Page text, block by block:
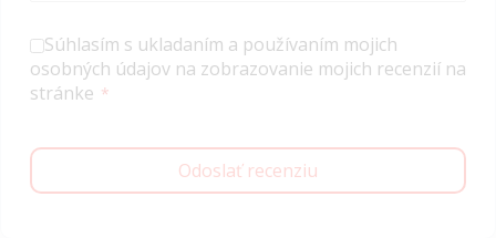
Súhlasím s ukladaním a používaním mojich
osobných údajov na zobrazovanie mojich recenzií na
stránke
Odoslať recenziu